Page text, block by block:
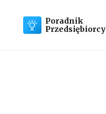
Poradnik
Przedsiębiorcy